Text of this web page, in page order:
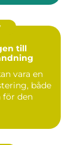
till
vara en
både
för den